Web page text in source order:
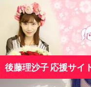
ン
ツ
へ
ス
後藤理沙子 応援サイ
索